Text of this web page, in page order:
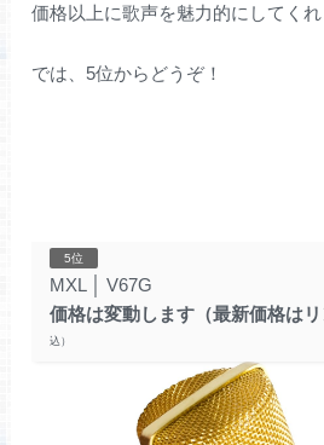
価格以上に歌声を魅力的にしてくれ
では、5位からどうぞ！
5位
MXL
V67G
価格は変動します（最新価格はリ